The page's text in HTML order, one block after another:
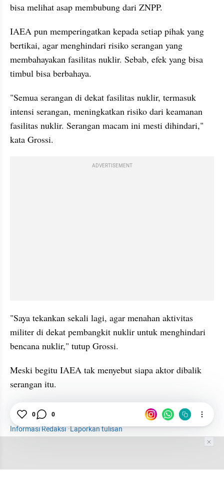
bisa melihat asap membubung dari ZNPP.
IAEA pun memperingatkan kepada setiap pihak yang
bertikai, agar menghindari risiko serangan yang
membahayakan fasilitas nuklir. Sebab, efek yang bisa
timbul bisa berbahaya.
"Semua serangan di dekat fasilitas nuklir, termasuk
intensi serangan, meningkatkan risiko dari keamanan
fasilitas nuklir. Serangan macam ini mesti dihindari,"
kata Grossi.
ADVERTISEMENT
"Saya tekankan sekali lagi, agar menahan aktivitas
militer di dekat pembangkit nuklir untuk menghindari
bencana nuklir," tutup Grossi.
Meski begitu IAEA tak menyebut siapa aktor dibalik
serangan itu.
Nuklir Ukraina Internasional
News
Informasi Redaksi·Laporkan tulisan
0 0